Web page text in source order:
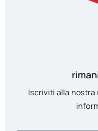
Iscriviti alla nostra